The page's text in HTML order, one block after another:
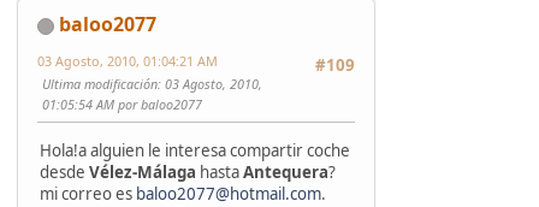
baloo2077
#109
03 Agosto, 2010, 01:04:21 AM
Ultima modificación: 03 Agosto, 2010,
01:05:54 AM por baloo2077
Hola!a alguien le interesa compartir coche
desde Vélez-Málaga hastaAntequera?
mi correo es baloo2077@hotmail.com.